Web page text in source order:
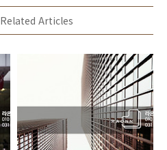
Related Articles